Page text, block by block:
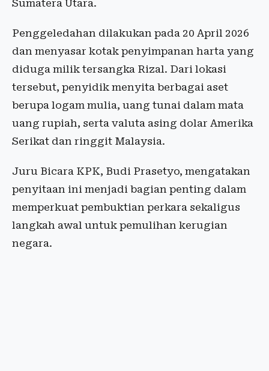
Sumatera Utara.
Penggeledahan dilakukan pada 20 April 2026
dan menyasar kotak penyimpanan harta yang
diduga milik tersangka Rizal. Dari lokasi
tersebut, penyidik menyita berbagai aset
berupa logam mulia, uang tunai dalam mata
uang rupiah, serta valuta asing dolar Amerika
Serikat dan ringgit Malaysia.
Juru Bicara KPK, Budi Prasetyo, mengatakan
penyitaan ini menjadi bagian penting dalam
memperkuat pembuktian perkara sekaligus
langkah awal untuk pemulihan kerugian
negara.